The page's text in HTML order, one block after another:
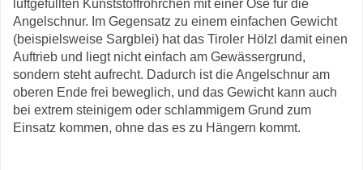
luftgefüllten Kunststoffröhrchen mit einer Öse für die
Angelschnur. Im Gegensatz zu einem einfachen Gewicht
(beispielsweise Sargblei) hat das Tiroler Hölzl damit einen
Auftrieb und liegt nicht einfach am Gewässergrund,
sondern steht aufrecht. Dadurch ist die Angelschnur am
oberen Ende frei beweglich, und das Gewicht kann auch
bei extrem steinigem oder schlammigem Grund zum
Einsatz kommen, ohne das es zu Hängern kommt.